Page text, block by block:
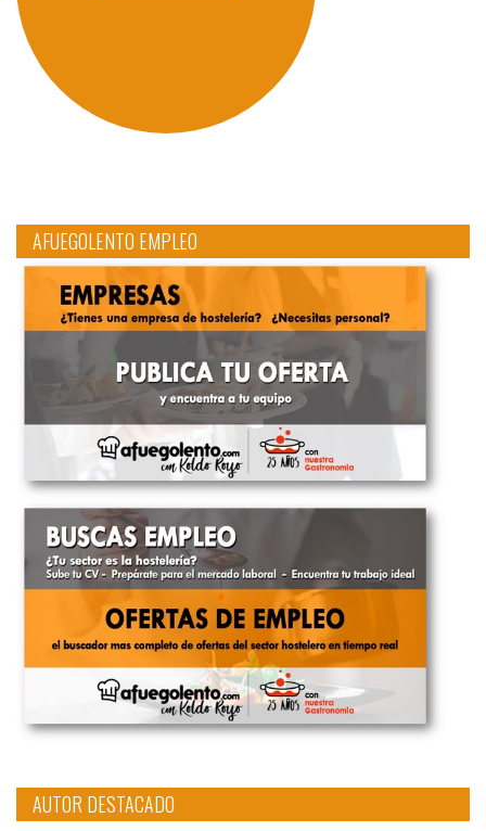
AFUEGOLENTO EMPLEO
AUTOR DESTACADO